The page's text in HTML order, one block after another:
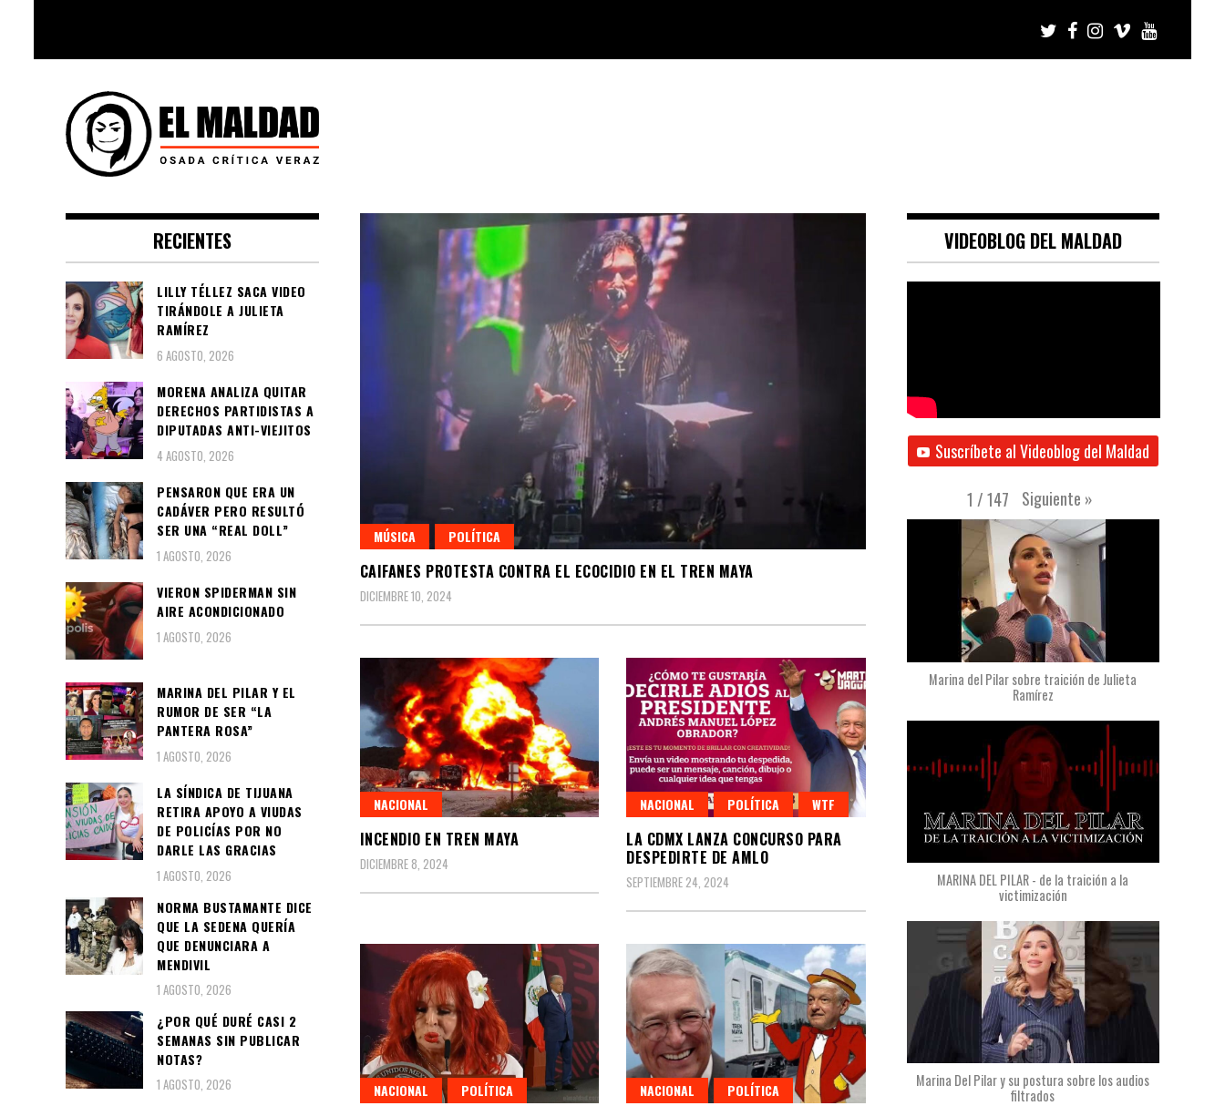
content
El Maldad
Música, Cine, TV, Series, Viral y
MÚSICA POLÍTICA
CAIFANES PROTESTA CONTRA EL ECOCIDIO EN EL TREN MAYA
DICIEMBRE 10, 2024
NACIONAL
INCENDIO EN TREN MAYA
DICIEMBRE 8, 2024
NACIONAL POLÍTICA WTF
LA CDMX LANZA CONCURSO PARA
DESPEDIRTE DE AMLO
SEPTIEMBRE 24, 2024
NACIONAL POLÍTICA NACIONAL POLÍTICA
RECIENTES
LILLY TÉLLEZ SACA VIDEO
TIRÁNDOLE A JULIETA
RAMÍREZ
6 AGOSTO, 2026
MORENA ANALIZA QUITAR
DERECHOS PARTIDISTAS A
DIPUTADAS ANTI-VIEJITOS
4 AGOSTO, 2026
PENSARON QUE ERA UN
CADÁVER PERO RESULTÓ
SER UNA “REAL DOLL”
1 AGOSTO, 2026
VIERON SPIDERMAN SIN
AIRE ACONDICIONADO
1 AGOSTO, 2026
MARINA DEL PILAR Y EL
RUMOR DE SER “LA
PANTERA ROSA”
1 AGOSTO, 2026
LA SÍNDICA DE TIJUANA
RETIRA APOYO A VIUDAS
DE POLICÍAS POR NO
DARLE LAS GRACIAS
1 AGOSTO, 2026
NORMA BUSTAMANTE DICE
QUE LA SEDENA QUERÍA
QUE DENUNCIARA A
MENDIVIL
1 AGOSTO, 2026
¿POR QUÉ DURÉ CASI 2
SEMANAS SIN PUBLICAR
NOTAS?
1 AGOSTO, 2026
VIDEOBLOG DEL MALDAD
Suscríbete al Videoblog del Maldad
1 / 147 Siguiente »
Marina del Pilar sobre traición de Julieta
Ramírez
MARINA DEL PILAR - de la traición a la
victimización
Marina Del Pilar y su postura sobre los audios
filtrados